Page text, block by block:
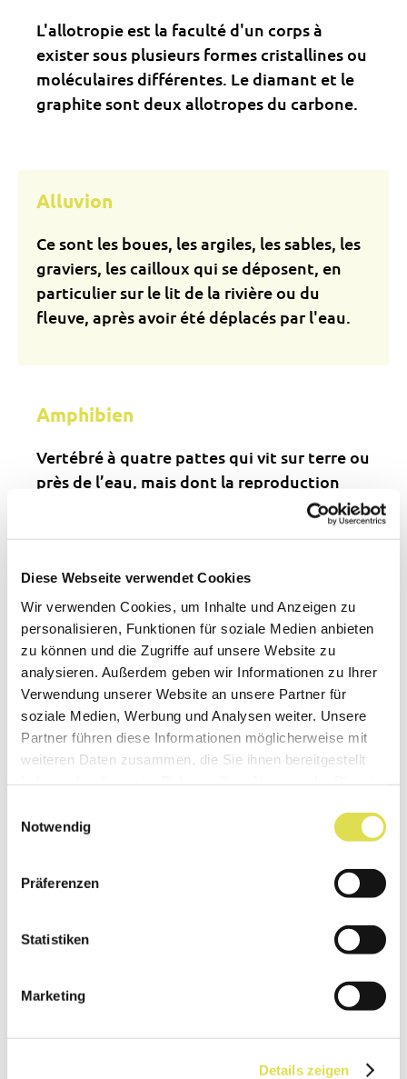
Diese Webseite verwendet Cookies
Wir verwenden Cookies, um Inhalte und Anzeigen zu
personalisieren, Funktionen für soziale Medien anbieten
zu können und die Zugriffe auf unsere Website zu
analysieren. Außerdem geben wir Informationen zu Ihrer
Verwendung unserer Website an unsere Partner für
soziale Medien, Werbung und Analysen weiter. Unsere
Partner führen diese Informationen möglicherweise mit
weiteren Daten zusammen, die Sie ihnen bereitgestellt
Notwendig
Präferenzen
Statistiken
Marketing
Details zeigen
L'allotropie est la faculté d'un corps à
exister sous plusieurs formes cristallines ou
moléculaires différentes. Le diamant et le
graphite sont deux allotropes du carbone.
Alluvion
Ce sont les boues, les argiles, les sables, les
graviers, les cailloux qui se déposent, en
particulier sur le lit de la rivière ou du
fleuve, après avoir été déplacés par l'eau.
Amphibien
Vertébré à quatre pattes qui vit sur terre ou
près de l’eau, mais dont la reproduction
Amplificateur transcriptionnel
(enhancer)
Une séquence de l'ADN qui reconnaît
certains facteurs de transcription et influe
ainsi sur l'activité transcriptionnelle de
Analyse des arbres généalogiques
Un arbre généalogique sous forme de
diagramme qui met en évidence, pour le
plus grand nombre de générations possible,
la survenance de caractères héréditaires